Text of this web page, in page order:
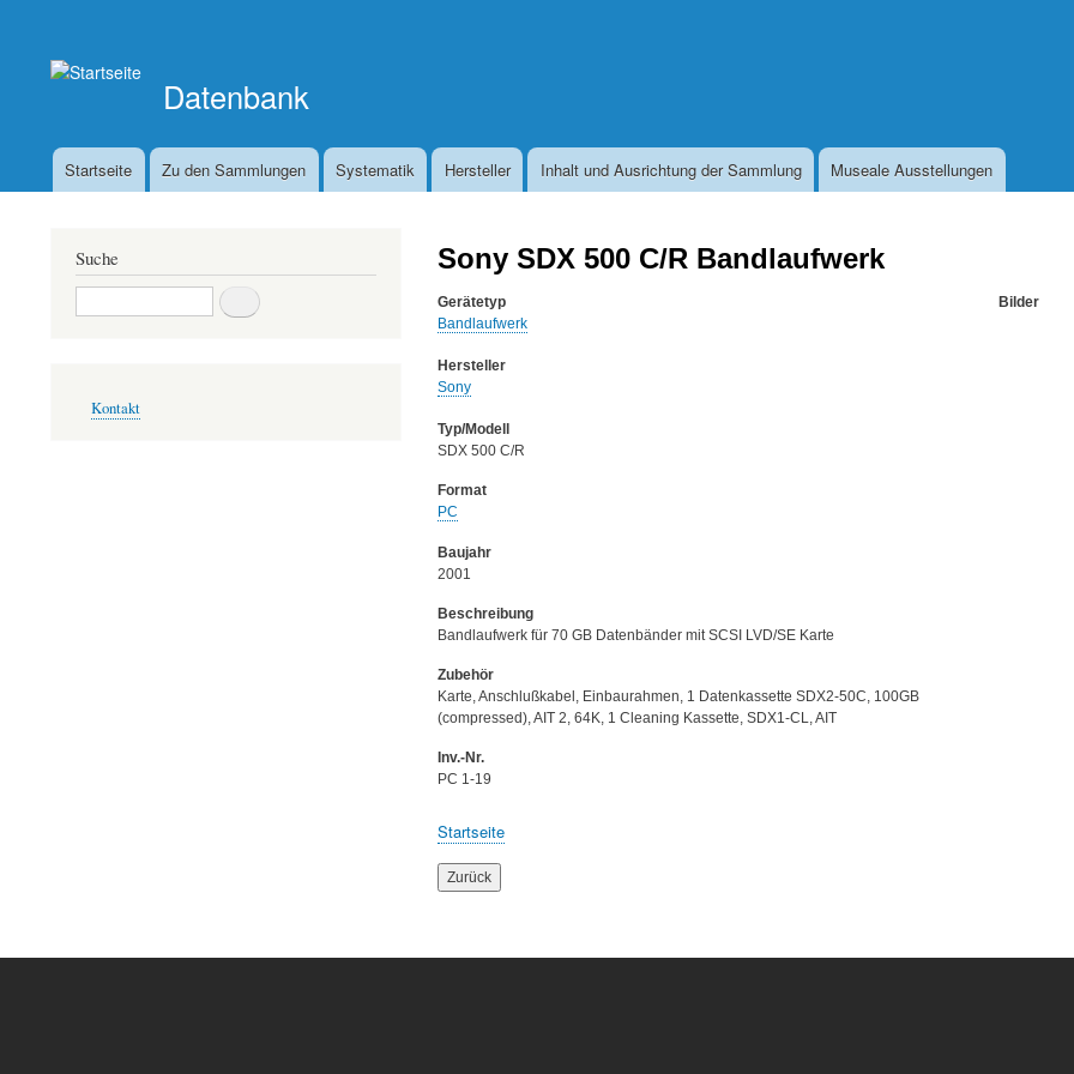
Datenbank
Hauptnavigation
Startseite Zu den Sammlungen Systematik Hersteller Inhalt und Ausrichtung der Sammlung Museale Ausstellungen
Sony SDX 500 C/R Bandlaufwerk
Gerätetyp
Bandlaufwerk
Hersteller
Sony
Typ/Modell
SDX 500 C/R
Format
PC
Baujahr
2001
Beschreibung
Bandlaufwerk für 70 GB Datenbänder mit SCSI LVD/SE Karte
Zubehör
Karte, Anschlußkabel, Einbaurahmen, 1 Datenkassette SDX2-50C, 100GB
(compressed), AIT 2, 64K, 1 Cleaning Kassette, SDX1-CL, AIT
Inv.-Nr.
PC 1-19
Bilder
Breadcrumb
Startseite
Zurück
Suche
Suche
Kontakt